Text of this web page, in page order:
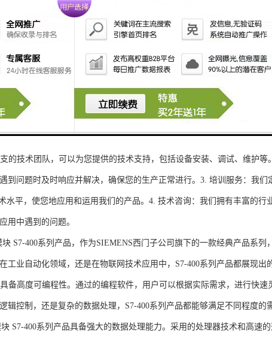
列产品设计特，可根据客户需求灵活配置输入输出模块，满足不同规模
出：S7-300系列产品支持多达8个模拟量输入输出通道，可满足对于控制
列产品采用的硬件和软件技术，具有高度可靠性和稳定性，保证系统的
采用TIA Portal开发环境，支持多种编程语言，如Ladder Diagram（LD）
产品配备丰富的通讯接口，可与其他工控设备无缝集成，实现设备之间
300系列产品，不仅获得了可靠的工控设备，还将获得浔之漫智控技
的技术团队，可以为您提供的技术支持，包括设备安装、调试、维护等
到问题时及时响应并解决，确保您的生产正常进行。3. 培训服务：我们
水平，使您地应用和运用我们的产品。4. 技术咨询：我们拥有丰富的行
用中遇到的问题。
400系列产品，作为SIEMENS西门子公司旗下的一款经典产品系列
工业自动化领域，还是在物联网技术应用中，S7-400系列产品都展现出
备高度可编程性。通过的编程软件，用户可以根据实际需求，进行快
辑控制，还是复杂的数据处理，S7-400系列产品都能够满足不同程度的
S7-400系列产品具备强大的数据处理能力。采用的处理器技术和高速的